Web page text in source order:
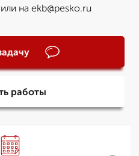
на ekb@pesko.ru
работы